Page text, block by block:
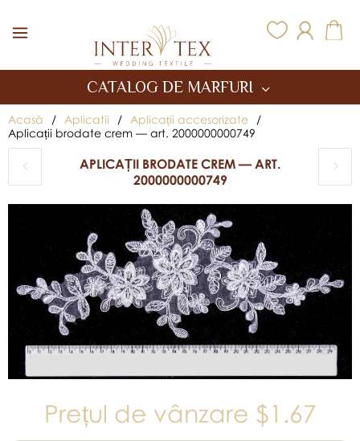
CATALOG DE MARFURI
Acasă / Aplicatii / Aplicații accesorizate
/
Aplicații brodate crem — art. 2000000000749
APLICAȚII BRODATE CREM — ART.
2000000000749
Prețul de vânzare $1.67